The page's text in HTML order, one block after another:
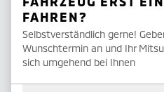
FAHREN?
Selbstverständlich gerne!
Wunschtermin an und Ihr
sich umgehend bei Ihnen